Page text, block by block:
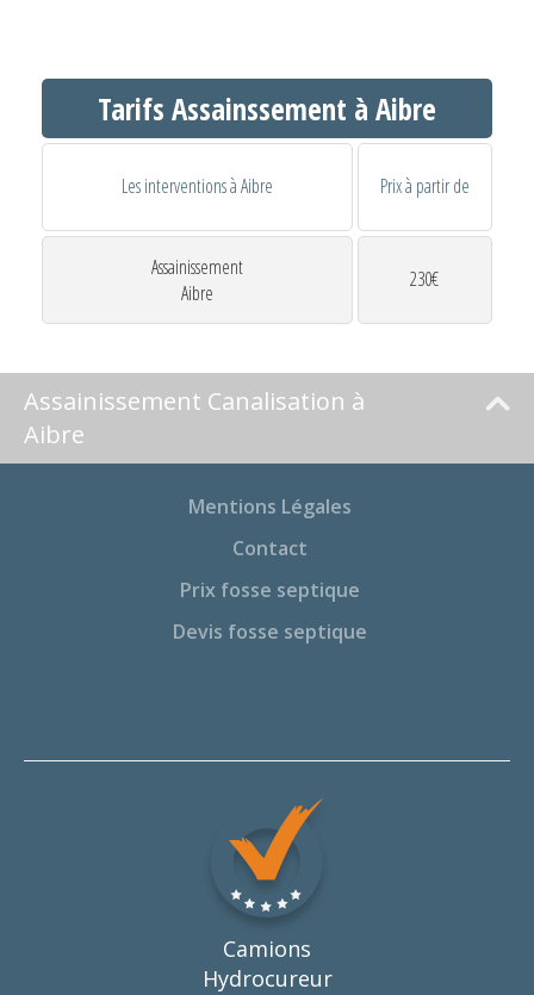
Tarifs Assainssement à Aibre
Les interventions à Aibre Prix à partir de
Assainissement
Aibre
230€
Assainissement Canalisation à
Aibre
Mentions Légales
Contact
Prix fosse septique
Devis fosse septique
Camions
Hydrocureur